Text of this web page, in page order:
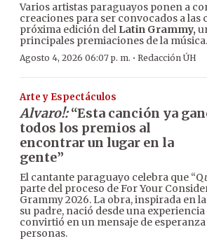
Varios artistas paraguayos ponen a
creaciones para ser convocados a las
próxima edición del Latin Grammy,
principales premiaciones de la música.
Agosto 4, 2026 06:07 p. m. · Redacción ÚH
Arte y Espectáculos
Alvaro!:“Esta canción ya
todos los premios al
encontrar un lugar en la
gente”
El cantante paraguayo celebra que “Q
parte del proceso de For Your
Grammy 2026. La obra, inspirada en
su padre, nació desde una
convirtió en un mensaje de
personas.